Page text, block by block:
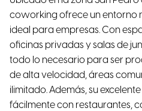
coworking ofrece un entorno
ideal para empresas. Con
oficinas privadas y salas de
todo lo necesario para ser
de alta velocidad, áreas
ilimitado. Además, su
fácilmente con restaurantes,